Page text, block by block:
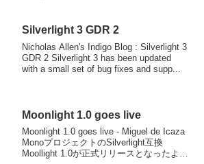
スクライバダウンロー...
Silverlight 3 GDR 2
Nicholas Allen's Indigo Blog : Silverlight 3
GDR 2 Silverlight 3 has been updated
with a small set of bug fixes and supp...
Moonlight 1.0 goes live
Moonlight 1.0 goes live - Miguel de Icaza
MonoプロジェクトのSilverlight互換
Moollight 1.0が正式リリースとなったよう